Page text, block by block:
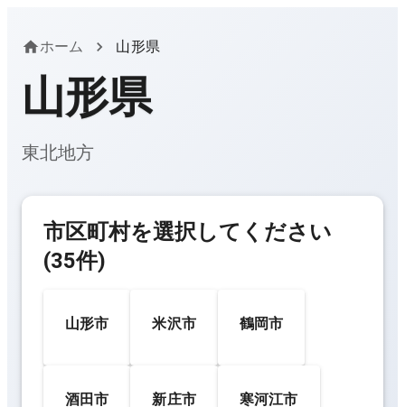
ホーム 山形県
山形県
東北地方
市区町村を選択してください
(35件)
山形市 米沢市 鶴岡市
酒田市 新庄市 寒河江市